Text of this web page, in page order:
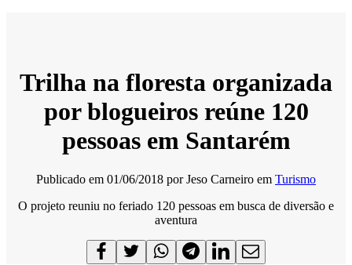
Trilha na floresta organizada
por blogueiros reúne 120
pessoas em Santarém
Publicado em 01/06/2018 porJeso Carneiro em Turismo
O projeto reuniu no feriado 120 pessoas em busca de diversão e
aventura